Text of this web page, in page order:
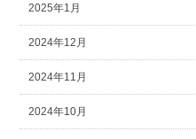
2025年1月
2024年12月
2024年11月
2024年10月